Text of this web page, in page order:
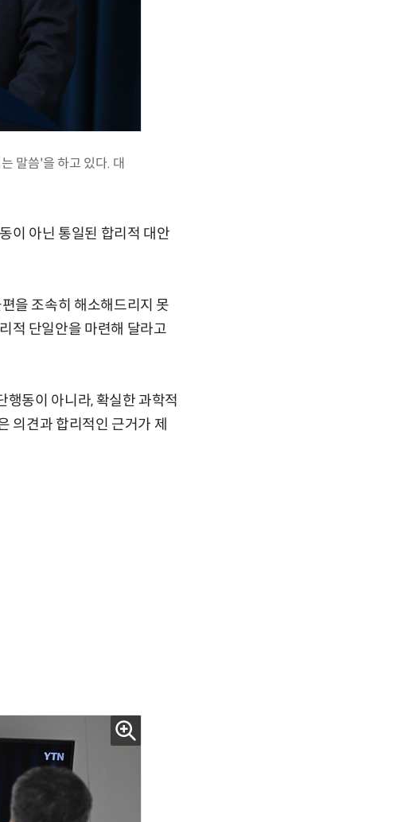
말씀'을 하고 있다. 대
이 아닌 통일된 합리적 대안
을 조속히 해소해드리지 못
적 단일안을 마련해 달라고
동이 아니라, 확실한 과학적
의견과 합리적인 근거가 제